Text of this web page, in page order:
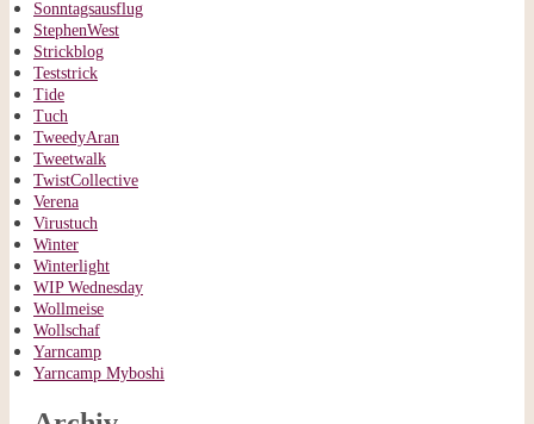
Sonntagsausflug
StephenWest
Strickblog
Teststrick
Tide
Tuch
TweedyAran
Tweetwalk
TwistCollective
Verena
Virustuch
Winter
Winterlight
WIP Wednesday
Wollmeise
Wollschaf
Yarncamp
Yarncamp Myboshi